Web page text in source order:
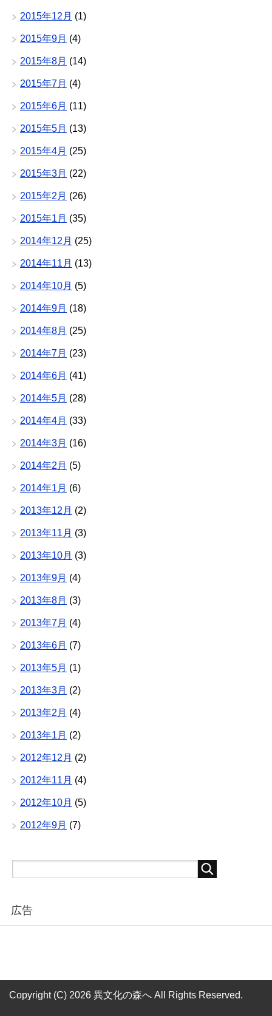
2015年12月 (1)
2015年9月 (4)
2015年8月 (14)
2015年7月 (4)
2015年6月 (11)
2015年5月 (13)
2015年4月 (25)
2015年3月 (22)
2015年2月 (26)
2015年1月 (35)
2014年12月 (25)
2014年11月 (13)
2014年10月 (5)
2014年9月 (18)
2014年8月 (25)
2014年7月 (23)
2014年6月 (41)
2014年5月 (28)
2014年4月 (33)
2014年3月 (16)
2014年2月 (5)
2014年1月 (6)
2013年12月 (2)
2013年11月 (3)
2013年10月 (3)
2013年9月 (4)
2013年8月 (3)
2013年7月 (4)
2013年6月 (7)
2013年5月 (1)
2013年3月 (2)
2013年2月 (4)
2013年1月 (2)
2012年12月 (2)
2012年11月 (4)
2012年10月 (5)
2012年9月 (7)
広告
Copyright (C) 2026 異文化の森へ All Rights Reserved.